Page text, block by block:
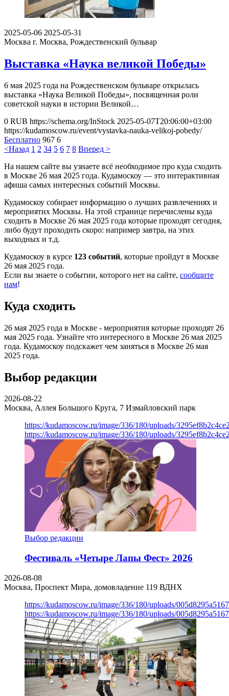
2025-05-06 2025-05-31
Москва г. Москва, Рождественский бульвар
Выставка «Наука великой Победы»
6 мая 2025 года на Рождественском бульваре открылась
выставка «Наука Великой Победы», посвященная роли
советской науки в истории Великой…
0 RUB https://schema.org/InStock 2025-05-07T20:06:00+03:00
https://kudamoscow.ru/event/vystavka-nauka-velikoj-pobedy/
Бесплатно 967 6
<Назад 1 2 34 5 6 7 8 Вперед >
На нашем сайте вы узнаете всё необходимое про куда сходить
в Москве 26 мая 2025 года. Кудамоскоу — это интерактивная
афиша самых интересных событий Москвы.
Кудамоскоу собирает информацию о лучших развлечениях и
мероприятих Москвы. На этой странице перечислены куда
сходить в Москве 26 мая 2025 года которые проходят сегодня,
либо будут проходить скоро: например завтра, на этих
выходных и т.д.
Кудамоскоу в курсе 123 событий, которые пройдут в Москве
26 мая 2025 года.
Если вы знаете о событии, которого нет на сайте, сообщите
нам!
Куда сходить
26 мая 2025 года в Москве - мероприятия которые проходят 26
мая 2025 года. Узнайте что интересного в Москве 26 мая 2025
года. Кудамоскоу подскажет чем заняться в Москве 26 мая
2025 года.
Выбор редакции
2026-08-22
Москва, Аллея Большого Круга, 7 Измайловский парк
https://kudamoscow.ru/image/336/180/uploads/
https://kudamoscow.ru/image/336/180/uploads/
Выбор редакции
Фестиваль «Четыре Лапы Фест» 2026
2026-08-08
Москва, Проспект Мира, домовладение 119 ВДНХ
https://kudamoscow.ru/image/336/180/uploads/
https://kudamoscow.ru/image/336/180/uploads/